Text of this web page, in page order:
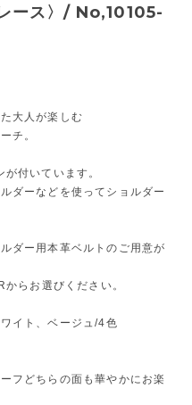
ース〉/ No,10105-
大人が楽しむ
チ。
付いています。
ダーなどを使ってショルダー
ダー用本革ベルトのご用意が
らお選びください。
イト、ベージュ/4色
フどちらの面も華やかにお楽